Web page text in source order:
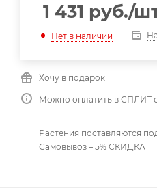
1 431 руб./
Нет в наличии
Хочу в подарок
Можно оплатить в СПЛИТ
Растения поставляются
Самовывоз – 5% СКИДКА